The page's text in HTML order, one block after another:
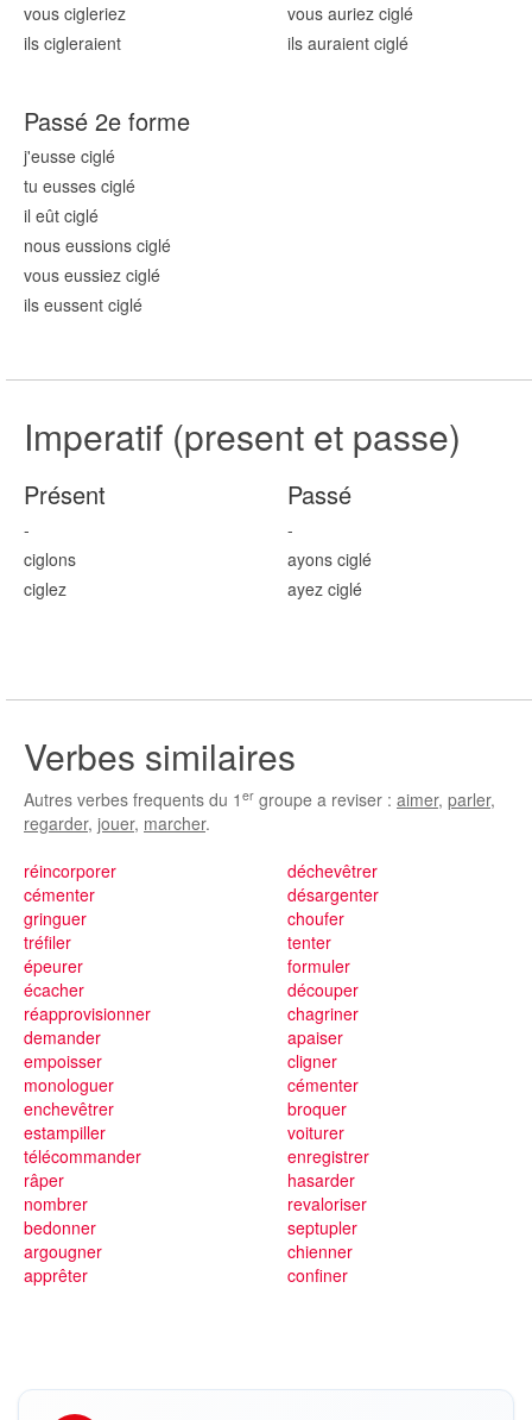
vous cigleriez
ils cigleraient
vous auriez ciglé
ils auraient ciglé
Passé 2e forme
j'eusse ciglé
tu eusses ciglé
il eût ciglé
nous eussions ciglé
vous eussiez ciglé
ils eussent ciglé
Imperatif (present et passe)
Présent
-
ciglons
ciglez
Passé
-
ayons ciglé
ayez ciglé
Verbes similaires
Autres verbes frequents du 1 er groupe a reviser : aimer, parler,
regarder, jouer, marcher.
réincorporer
cémenter
gringuer
tréfiler
épeurer
écacher
réapprovisionner
demander
empoisser
déchevêtrer
désargenter
choufer
tenter
formuler
découper
chagriner
apaiser
cligner
monologuer
enchevêtrer
estampiller
télécommander
râper
nombrer
bedonner
argougner
apprêter
cémenter
broquer
voiturer
enregistrer
hasarder
revaloriser
septupler
chienner
confiner